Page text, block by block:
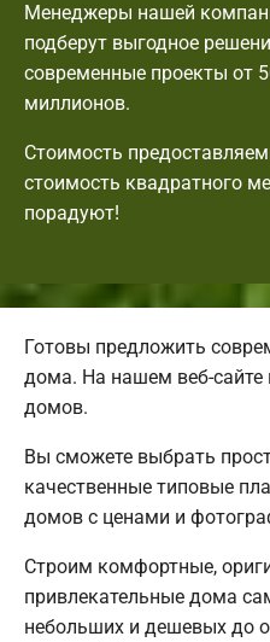
Менеджеры нашей
подберут выгодное
современные проекты от
миллионов.
Стоимость
стоимость квадратного
порадуют!
Готовы предложить
дома. На нашем веб-
домов.
Вы сможете выбрать
качественные типовые
домов с ценами и
Строим комфортные,
привлекательные дома
небольших и дешевых до